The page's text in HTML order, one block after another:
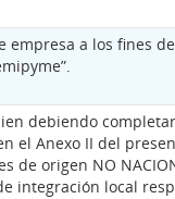
empresa a los fines
debiendo
el Anexo II del
de origen NO
integración local